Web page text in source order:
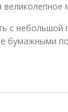
великолепное
с небольшой
бумажными